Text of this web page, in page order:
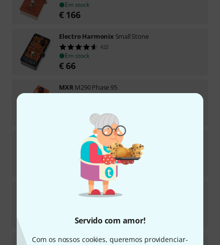
Servido com amor!
Com os nossos cookies, queremos providenciar-
Em stock
€ 166
Electro Harmonix Small Stone
422
Em stock
€ 66
MXR M290 Phase 95
BehringerDual-Phase
42
Disponível em 4–5 semanas
tc electronicJUNE-60 Chorus V2
55
50
MXRWylde Audio Chorus